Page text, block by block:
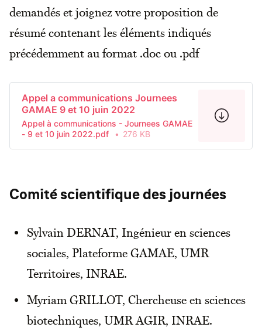
demandés et joignez votre proposition de
résumé contenant les éléments indiqués
précédemment au format .doc ou .pdf
Appel a communications Journees
GAMAE 9 et 10 juin 2022
Appel à communications - Journees GAMAE
- 9 et 10 juin 2022.pdf
276 KB
Comité scientifique des journées
Sylvain DERNAT, Ingénieur en sciences
sociales, Plateforme GAMAE, UMR
Territoires, INRAE.
Myriam GRILLOT, Chercheuse en sciences
biotechniques, UMR AGIR, INRAE.